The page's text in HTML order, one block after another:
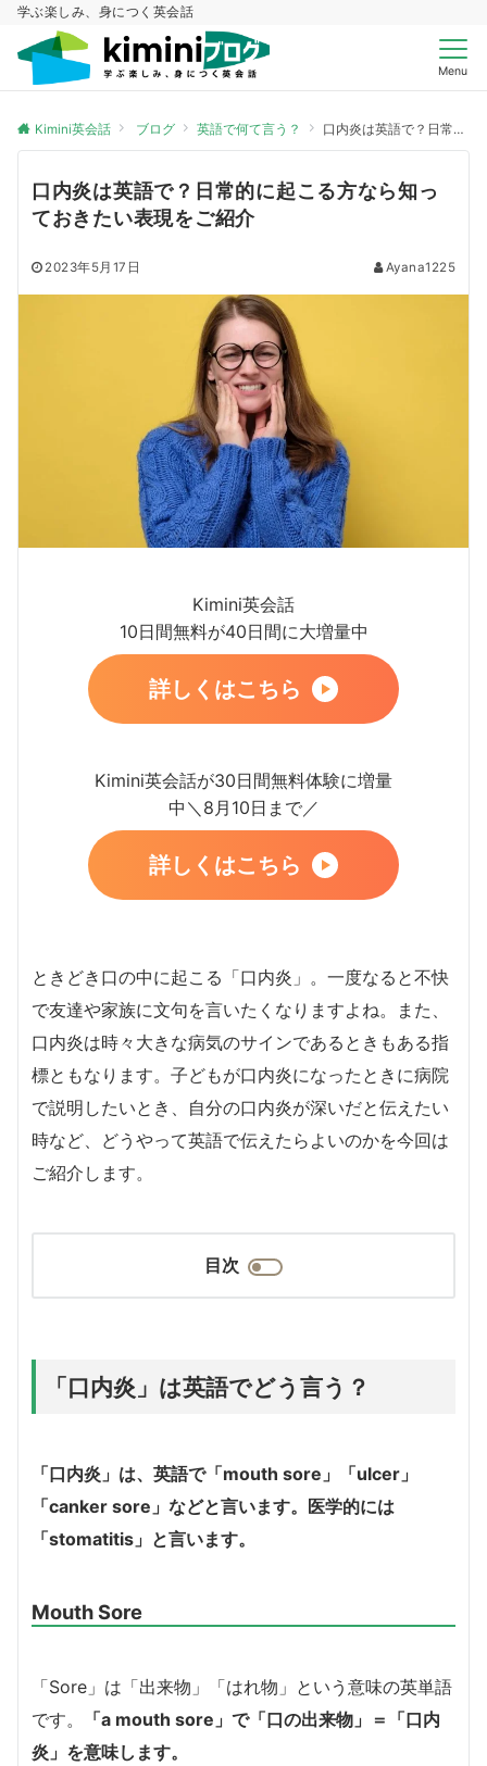
学ぶ楽しみ、身につく英会話
Menu
Kimini英会話 ブログ 英語で何て言う？ 口内炎は英語で？日常的に起こる方なら知っておきたい表現をご紹介
口内炎は英語で？日常的に起こる方なら知っ
ておきたい表現をご紹介
2023年5月17日 Ayana1225
Kimini英会話
10日間無料が40日間に大増量中
詳しくはこちら
Kimini英会話が30日間無料体験に増量
中＼8月10日まで／
詳しくはこちら
ときどき口の中に起こる「口内炎」。一度なると不快
で友達や家族に文句を言いたくなりますよね。また、
口内炎は時々大きな病気のサインであるときもある指
標ともなります。子どもが口内炎になったときに病院
で説明したいとき、自分の口内炎が深いだと伝えたい
時など、どうやって英語で伝えたらよいのかを今回は
ご紹介します。
目次
「口内炎」は英語でどう言う？
「口内炎」は、英語で「mouth sore」「ulcer」
「canker sore」などと言います。医学的には
「stomatitis」と言います。
Mouth Sore
「Sore」は「出来物」「はれ物」という意味の英単語
です。
「a mouth sore」で「口の出来物」＝「口内
炎」を意味します。